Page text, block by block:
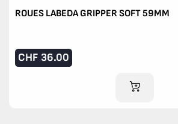
ROUES LABEDA GRIPPER SOFT 59MM
CHF 36.00
AJOUTER AU